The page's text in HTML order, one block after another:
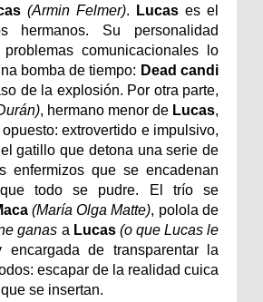
(Armin Felmer). Lucas es el
hermanos. Su personalidad
comunicacionales lo
bomba de tiempo: Dead candi
de la explosión. Por otra parte,
, hermano menor de Lucas,
extrovertido e impulsivo,
gatillo que detona una serie de
enfermizos que se encadenan
todo se pudre. El trío se
(María Olga Matte), polola de
ganas a Lucas (o que Lucas le
encargada de transparentar la
escapar de la realidad cuica
se insertan.